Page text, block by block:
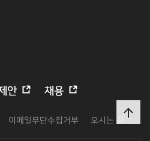
안 채용
이메일무단수집거부 오시는 길